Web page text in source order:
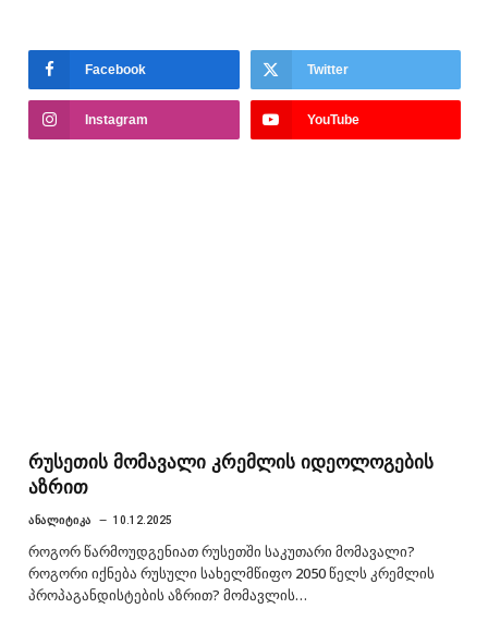
Facebook Twitter
Instagram YouTube
რუსეთის მომავალი კრემლის იდეოლოგების
აზრით
ᲐᲜᲐᲚᲘᲢᲘᲙᲐ 10.12.2025
როგორ წარმოუდგენიათ რუსეთში საკუთარი მომავალი?
როგორი იქნება რუსული სახელმწიფო 2050 წელს კრემლის
პროპაგანდისტების აზრით? მომავლის…